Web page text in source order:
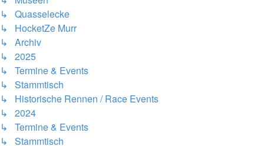
↳ Quasselecke
↳ HocketZe Murr
↳ Archiv
↳ 2025
↳ Termine & Events
↳ Stammtisch
↳ Historische Rennen / Race Events
↳ 2024
↳ Termine & Events
↳ Stammtisch